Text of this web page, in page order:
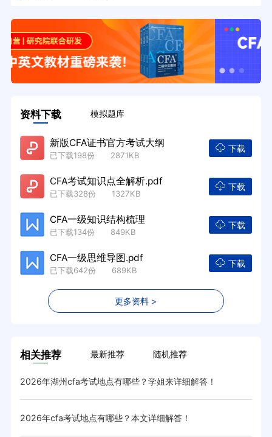
资料下载 模拟题库
新版CFA证书官方考试大纲
已下载198份 2871KB
下载
CFA考试知识点全解析.pdf
已下载328份 1327KB
下载
CFA一级知识结构梳理
已下载134份 849KB
下载
CFA一级思维导图.pdf
已下载642份 689KB
下载
更多资料 >
相关推荐 最新推荐 随机推荐
2026年湖州cfa考试地点有哪些？学姐来详细解答！
2026年cfa考试地点有哪些？本文详细解答！